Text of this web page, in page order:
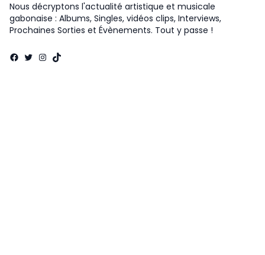
Nous décryptons l'actualité artistique et musicale
gabonaise : Albums, Singles, vidéos clips, Interviews,
Prochaines Sorties et Évènements. Tout y passe !
Facebook
Twitter
Instagram
TikTok